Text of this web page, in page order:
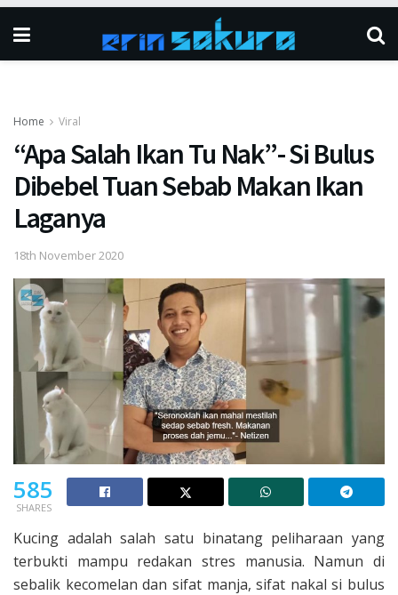
Home Viral
“Apa Salah Ikan Tu Nak”- Si Bulus
Dibebel Tuan Sebab Makan Ikan
Laganya
18th November 2020
585
SHARES
Kucing adalah salah satu binatang peliharaan yang
terbukti mampu redakan stres manusia. Namun di
sebalik kecomelan dan sifat manja, sifat nakal si bulus